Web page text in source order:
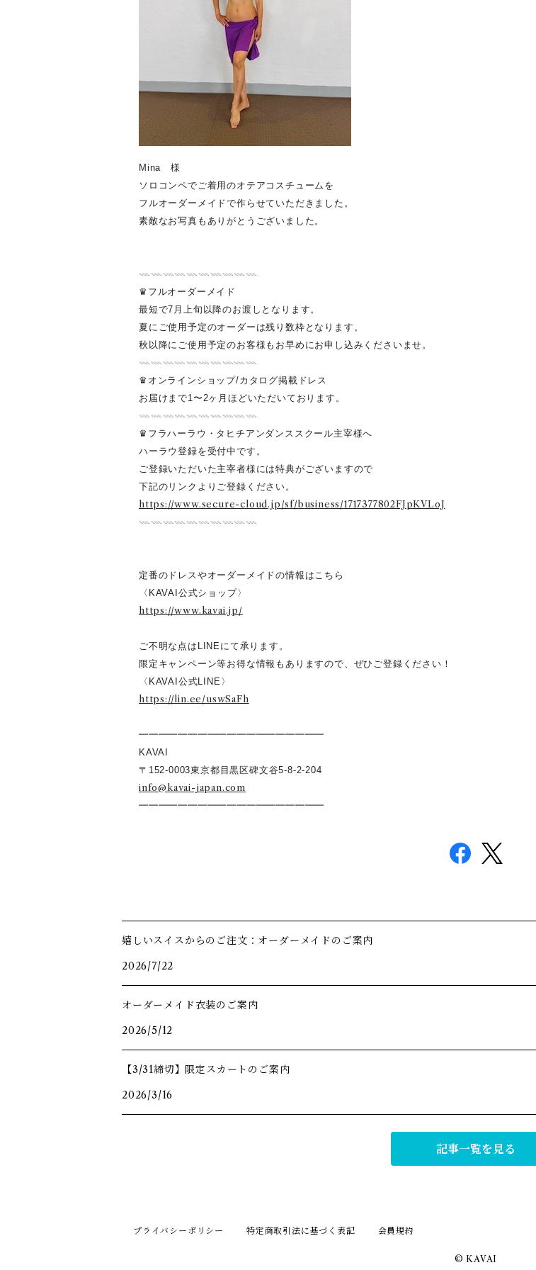
Mina 様
ソロコンペでご着用のオテアコスチュームを
フルオーダーメイドで作らせていただきました。
素敵なお写真もありがとうございました。
𓇠𓇠𓇠𓇠𓇠𓇠𓇠𓇠𓇠𓇠
♛フルオーダーメイド
最短で7月上旬以降のお渡しとなります。
夏にご使用予定のオーダーは残り数枠となります。
秋以降にご使用予定のお客様もお早めにお申し込みくださいませ。
𓇠𓇠𓇠𓇠𓇠𓇠𓇠𓇠𓇠𓇠
♛オンラインショップ/カタログ掲載ドレス
お届けまで1〜2ヶ月ほどいただいております。
𓇠𓇠𓇠𓇠𓇠𓇠𓇠𓇠𓇠𓇠
♛フラハーラウ・タヒチアンダンススクール主宰様へ
ハーラウ登録を受付中です。
ご登録いただいた主宰者様には特典がございますので
下記のリンクよりご登録ください。
https://www.secure-cloud.jp/sf/business/1717377802FJpKVLoJ
𓇠𓇠𓇠𓇠𓇠𓇠𓇠𓇠𓇠𓇠
定番のドレスやオーダーメイドの情報はこちら
〈KAVAI公式ショップ〉
https://www.kavai.jp/
ご不明な点はLINEにて承ります。
限定キャンペーン等お得な情報もありますので、ぜひご登録ください！
〈KAVAI公式LINE〉
https://lin.ee/uswSaFh
━━━━━━━━━━━━━━━━━━━
KAVAI
〒152-0003東京都目黒区碑文谷5-8-2-204
info@kavai-japan.com
━━━━━━━━━━━━━━━━━━━
嬉しいスイスからのご注文：オーダーメイドのご案内
2026/7/22
オーダーメイド衣装のご案内
2026/5/12
【3/31締切】限定スカートのご案内
2026/3/16
記事一覧を見る
プライバシーポリシー 特定商取引法に基づく表記 会員規約
© KAVAI